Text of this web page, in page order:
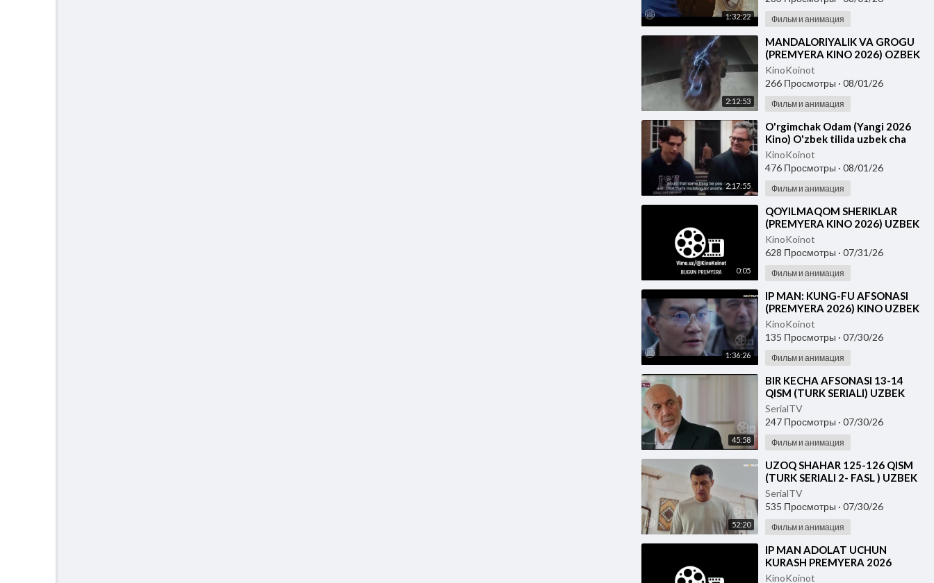
1:32:22 Фильм и анимация
2:12:53
⁣MANDALORIYALIK VA GROGU
(PREMYERA KINO 2026) OZBEK
TILIDA
KinoKoinot
266 Просмотры · 08/01/26
Фильм и анимация
2:17:55
⁣O'rgimchak Odam (Yangi 2026
Kino) O'zbek tilida uzbek cha
KinoKoinot
476 Просмотры · 08/01/26
Фильм и анимация
0:05
⁣QOYILMAQOM SHERIKLAR
(PREMYERA KINO 2026) UZBEK
TILIDA
KinoKoinot
628 Просмотры · 07/31/26
Фильм и анимация
1:36:26
⁣IP MAN: KUNG-FU AFSONASI
(PREMYERA 2026) KINO UZBEK
TILIDA - SKACHAT
KinoKoinot
135 Просмотры · 07/30/26
Фильм и анимация
45:58
⁣BIR KECHA AFSONASI 13-14
QISM (TURK SERIALI) UZBEK
TILIDA
SerialTV
247 Просмотры · 07/30/26
Фильм и анимация
52:20
⁣UZOQ SHAHAR 125-126 QISM
(TURK SERIALI 2- FASL ) UZBEK
TILIDA
SerialTV
535 Просмотры · 07/30/26
Фильм и анимация
⁣IP MAN ADOLAT UCHUN
KURASH PREMYERA 2026
UZBEK TILIDA
KinoKoinot